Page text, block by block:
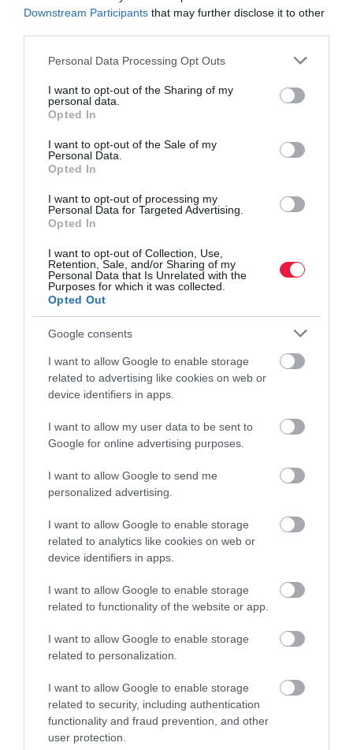
Downstream Participants that may further disclose it to other
Please note that this website/app uses one or more Google
not limited to your visit or usage behaviour. You may click to
grant or deny consent to Google and its third-party tags to
use your data for below specified purposes in below Google
consent section.
Personal Data Processing Opt Outs
I want to opt-out of the Sharing of my
personal data.
Opted In
I want to opt-out of the Sale of my
Personal Data.
Opted In
I want to opt-out of processing my
Personal Data for Targeted Advertising.
Opted In
I want to opt-out of Collection, Use,
Retention, Sale, and/or Sharing of my
Personal Data that Is Unrelated with the
Purposes for which it was collected.
Opted Out
Google consents
I want to allow Google to enable storage
related to advertising like cookies on web or
device identifiers in apps.
I want to allow my user data to be sent to
Google for online advertising purposes.
I want to allow Google to send me
personalized advertising.
I want to allow Google to enable storage
related to analytics like cookies on web or
device identifiers in apps.
I want to allow Google to enable storage
related to functionality of the website or app.
I want to allow Google to enable storage
related to personalization.
I want to allow Google to enable storage
related to security, including authentication
functionality and fraud prevention, and other
user protection.
fontos. A márkára, modellre vagy gyártási évre vonatkozó
illetve a károk és balesetek lajstromát is.
autópiac
teljesítmény drágaság szervíz kilométeróra
világranglistán
Bangkok lett 2026 legjobb workcation úti célja az IWG negyedik